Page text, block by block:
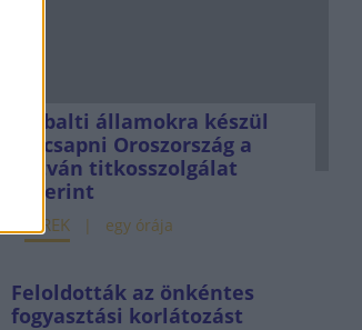
A balti államokra készül
lecsapni Oroszország a
litván titkosszolgálat
szerint
HÍREK egy órája
Feloldották az önkéntes
fogyasztási korlátozást